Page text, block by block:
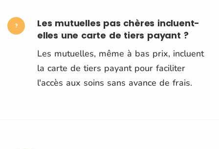
Les mutuelles pas chères incluent-
elles une carte de tiers payant ?
Les mutuelles, même à bas prix, incluent
la carte de tiers payant pour faciliter
l'accès aux soins sans avance de frais.